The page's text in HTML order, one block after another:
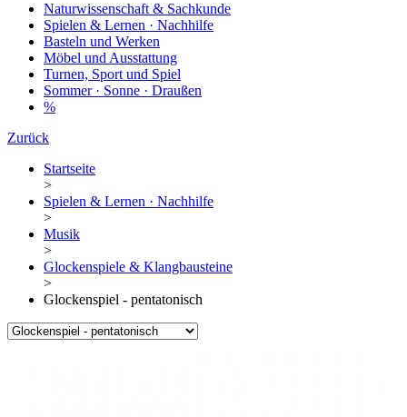
Naturwissenschaft & Sachkunde
Spielen & Lernen · Nachhilfe
Basteln und Werken
Möbel und Ausstattung
Turnen, Sport und Spiel
Sommer · Sonne · Draußen
%
Zurück
Startseite
>
Spielen & Lernen · Nachhilfe
>
Musik
>
Glockenspiele & Klangbausteine
>
Glockenspiel - pentatonisch